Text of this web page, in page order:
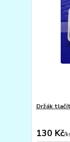
Držák
130 Kč/